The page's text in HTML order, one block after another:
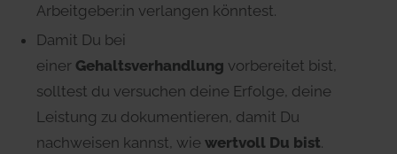
Arbeitgeber:in verlangen könntest.
Damit Du bei
einer Gehaltsverhandlung vorbereitet bist,
solltest du versuchen deine Erfolge, deine
Leistung zu dokumentieren, damit Du
nachweisen kannst, wie wertvoll Du bist.